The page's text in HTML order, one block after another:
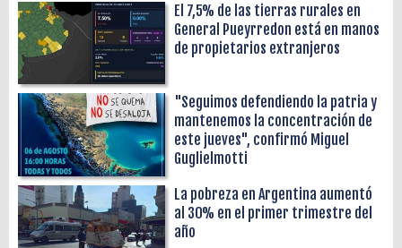
El 7,5% de las tierras rurales en
General Pueyrredon está en manos
de propietarios extranjeros
"Seguimos defendiendo la patria y
mantenemos la concentración de
este jueves", confirmó Miguel
Guglielmotti
La pobreza en Argentina aumentó
al 30% en el primer trimestre del
año